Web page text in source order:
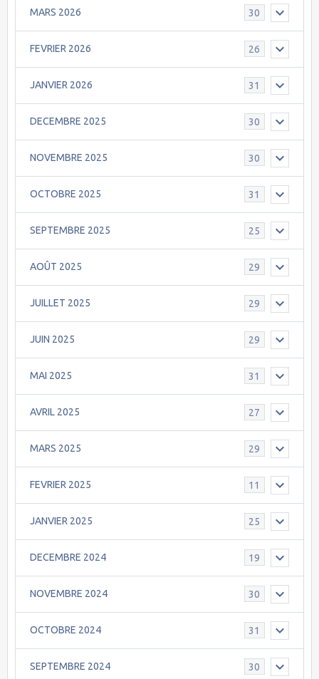
MARS 2026 30
FEVRIER 2026 26
JANVIER 2026 31
DECEMBRE 2025 30
NOVEMBRE 2025 30
OCTOBRE 2025 31
SEPTEMBRE 2025 25
AOÛT 2025 29
JUILLET 2025 29
JUIN 2025 29
MAI 2025 31
AVRIL 2025 27
MARS 2025 29
FEVRIER 2025 11
JANVIER 2025 25
DECEMBRE 2024 19
NOVEMBRE 2024 30
OCTOBRE 2024 31
SEPTEMBRE 2024 30